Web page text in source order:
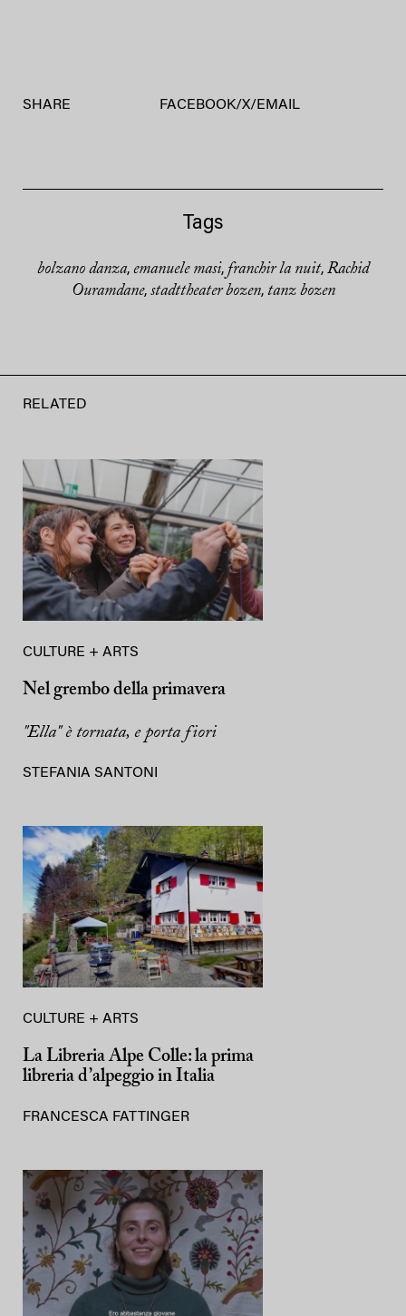
SHARE FACEBOOK/X/EMAIL
Tags
bolzano danza, emanuele masi, franchir la nuit, Rachid
Ouramdane, stadttheater bozen, tanz bozen
RELATED
CULTURE + ARTS
Nel grembo della primavera
"Ella" è tornata, e porta fiori
STEFANIA SANTONI
CULTURE + ARTS
La Libreria Alpe Colle: la prima
libreria d’alpeggio in Italia
FRANCESCA FATTINGER